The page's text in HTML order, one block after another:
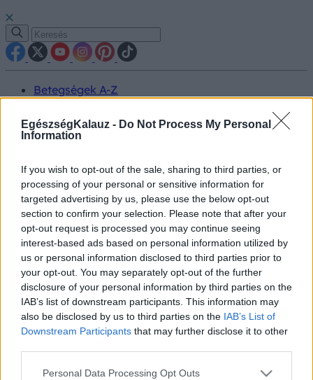
EgészségKalauz - Do Not Process My Personal
Information
If you wish to opt-out of the sale, sharing to third parties, or
processing of your personal or sensitive information for
targeted advertising by us, please use the below opt-out
section to confirm your selection. Please note that after your
opt-out request is processed you may continue seeing
interest-based ads based on personal information utilized by
us or personal information disclosed to third parties prior to
your opt-out. You may separately opt-out of the further
disclosure of your personal information by third parties on the
IAB’s list of downstream participants. This information may
also be disclosed by us to third parties on the IAB’s List of
Downstream Participants that may further disclose it to other
Please note that this website/app uses one or more Google
Personal Data Processing Opt Outs
Betegségek A-Z
Tünet
Vizsgálat
Kezelés
Prevenció
Hírek
Videók
Kisállatok egészsége
#allergia#influenza#cukorbetegség
#orvosmeteorológia#vérnyomás#stroke#rákbetegség
#pajzsmirigy #reflux#ekcéma #herpesz
Regisztráció